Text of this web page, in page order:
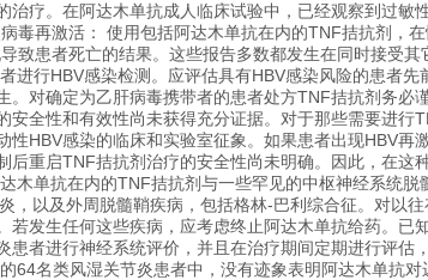
疗。在阿达木单抗成人临床试验中，已经观察到过敏
毒再激活： 使用包括阿达木单抗在内的TNF拮抗剂，
患者死亡的结果。这些报告多数都发生在同时接受其
进行HBV感染检测。应评估具有HBV感染风险的患者
对确定为乙肝病毒携带者的患者处方TNF拮抗剂务必
全性和有效性尚未获得充分证据。对于那些需要进行
HBV感染的临床和实验室征象。如果患者出现HBV再
重启TNF拮抗剂治疗的安全性尚未明确。因此，在这
木单抗在内的TNF拮抗剂与一些罕见的中枢神经系统
以及外周脱髓鞘疾病，包括格林-巴利综合征。对以
发生任何这些疾病，应考虑终止阿达木单抗给药。已
者进行神经系统评价，并且在治疗期间定期进行评估
64名类风湿关节炎患者中，没有迹象表明阿达木单抗